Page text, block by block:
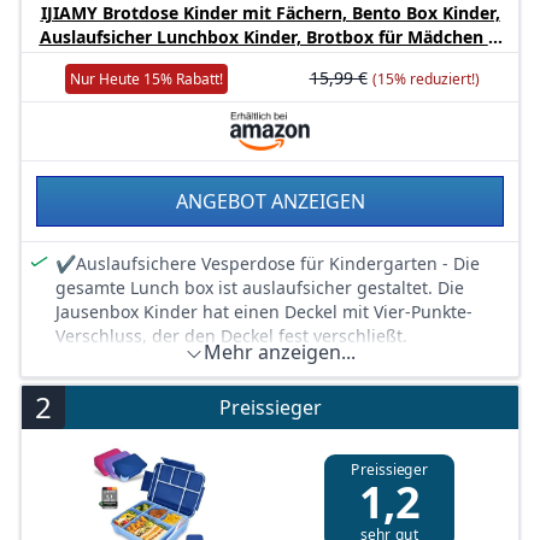
IJIAMY Brotdose Kinder mit Fächern, Bento Box Kinder,
Auslaufsicher Lunchbox Kinder, Brotbox für Mädchen &
Jungen, Snackbox, Perfekt für Schule, Kindergarten &
Nur Heute 15% Rabatt! 15,99 € (15% reduziert!)
ANGEBOT ANZEIGEN
✔Auslaufsichere Vesperdose für Kindergarten - Die
gesamte Lunch box ist auslaufsicher gestaltet. Die
Jausenbox Kinder hat einen Deckel mit Vier-Punkte-
Verschluss, der den Deckel fest verschließt.
✔ Sicheres lebensmittelechtes Material - Die IJIAMY
brotdose mit fächern ist aus lebensmittelechtem PP-
Material, BPA-frei und ungiftig. Gesund für Kinder und
Erwachsene.
✔Mikrowelle und spülmaschinenfest- Geeignet für
den Einsatz bei -20 ° C bis 110 ° C. Ideal für den Einsatz
in der Mikrowelle, Kühlschrank und Spülmaschine
Mehr anzeigen...
2 Preissieger
Preissieger
1,2
sehr gut